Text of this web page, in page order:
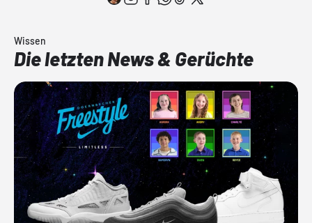
Wissen
Die letzten News & Gerüchte